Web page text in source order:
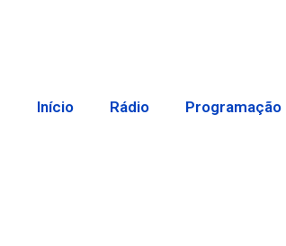
Início Rádio Programação